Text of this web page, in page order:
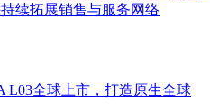
续拓展销售与服务网络
L03全球上市，打造原生全球